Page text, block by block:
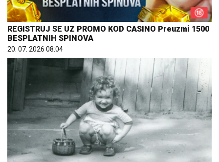
REGISTRUJ SE UZ PROMO KOD CASINO Preuzmi 1500
BESPLATNIH SPINOVA
20. 07. 2026 08:04